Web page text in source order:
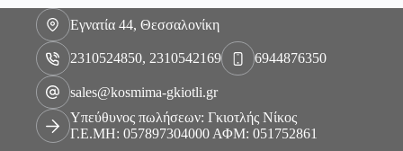
Εγνατία 44, Θεσσαλονίκη
2310524850, 2310542169 6944876350
sales@kosmima-gkiotli.gr
Υπεύθυνος πωλήσεων: Γκιοτλής Νίκος
Γ.Ε.ΜΗ: 057897304000 ΑΦΜ: 051752861